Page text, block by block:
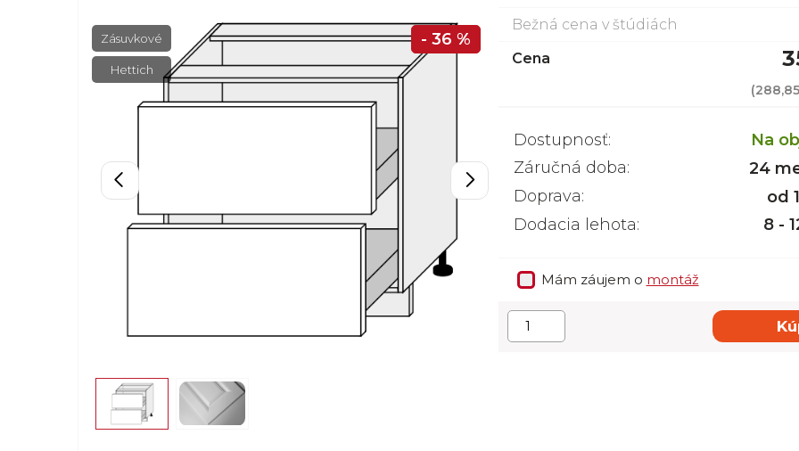
Zásuvkové
Hettich
- 36 %
Bežná cena v štúdiách
Cena
(
Dostupnosť:
Na
Záručná doba:
24
Doprava:
od
Dodacia lehota:
8 -
Mám záujem o montáž